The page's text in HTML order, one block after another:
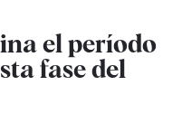
el período
fase del